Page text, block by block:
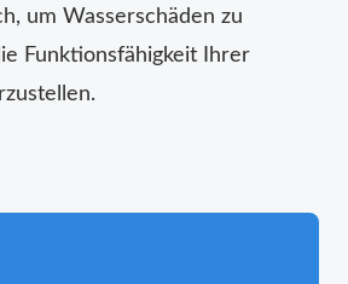
um Wasserschäden zu
Funktionsfähigkeit Ihrer